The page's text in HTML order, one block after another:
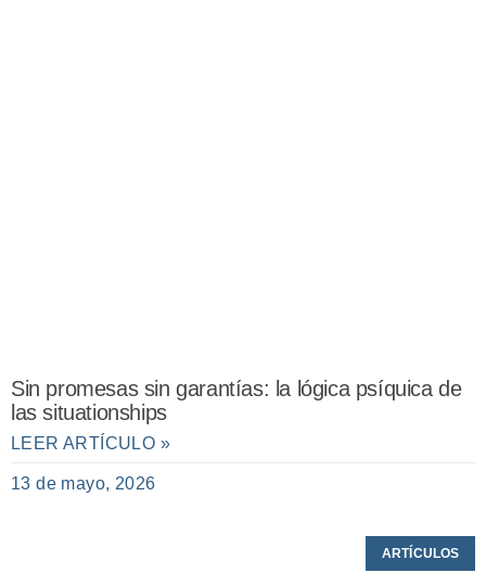
Sin promesas sin garantías: la lógica psíquica de
las situationships
LEER ARTÍCULO »
13 de mayo, 2026
ARTÍCULOS